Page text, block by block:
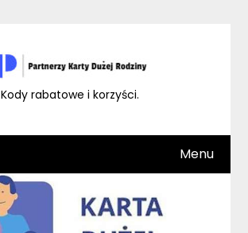
Kody rabatowe i korzyści.
Menu